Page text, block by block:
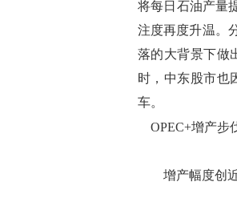
将每日石油产量
注度再度升温。
落的大背景下做
时，中东股市也
车。
OPEC+增产步
增产幅度创近